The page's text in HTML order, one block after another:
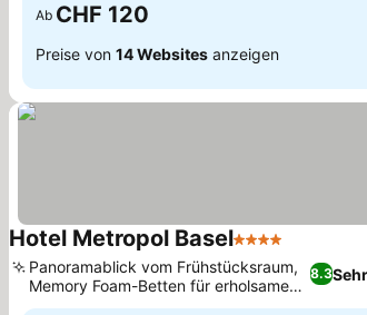
Ab CHF 120
Preise von 14 Websites anzeigen
Hotel Metropol Basel4 Sterne
8.3
Panoramablick vom Frühstücksraum,
Memory Foam-Betten für erholsamen
Schlaf